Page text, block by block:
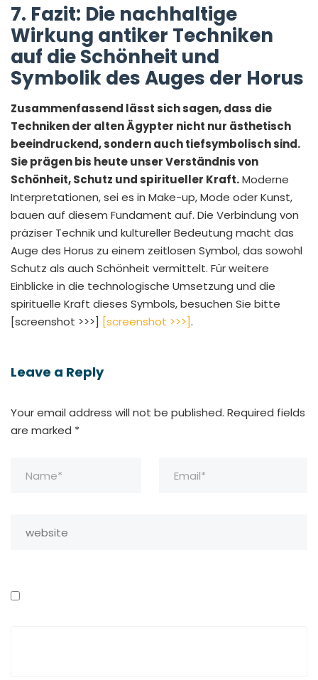
7. Fazit: Die nachhaltige
Wirkung antiker Techniken
auf die Schönheit und
Symbolik des Auges der Horus
Zusammenfassend lässt sich sagen, dass die
Techniken der alten Ägypter nicht nur ästhetisch
beeindruckend, sondern auch tiefsymbolisch sind.
Sie prägen bis heute unser Verständnis von
Schönheit, Schutz und spiritueller Kraft.Moderne
Interpretationen, sei es in Make-up, Mode oder Kunst,
bauen auf diesem Fundament auf. Die Verbindung von
präziser Technik und kultureller Bedeutung macht das
Auge des Horus zu einem zeitlosen Symbol, das sowohl
Schutz als auch Schönheit vermittelt. Für weitere
Einblicke in die technologische Umsetzung und die
spirituelle Kraft dieses Symbols, besuchen Sie bitte
[screenshot >>>] [screenshot >>>].
Leave a Reply
Your email address will not be published. Required fields
are marked *